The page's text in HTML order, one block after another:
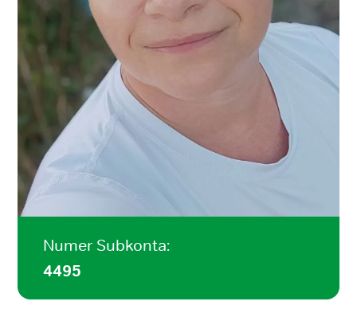
Numer Subkonta:
4495